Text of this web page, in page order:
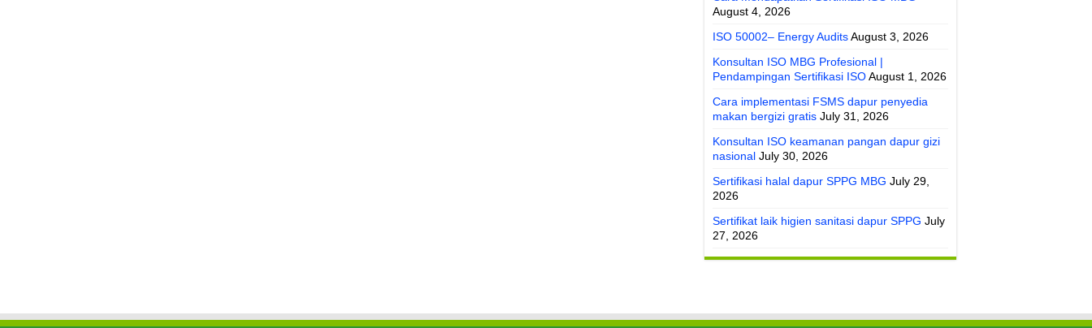
August 4, 2026
ISO 50002– Energy AuditsAugust 3, 2026
Konsultan ISO MBG Profesional |
Pendampingan Sertifikasi ISOAugust 1, 2026
Cara implementasi FSMS dapur penyedia
makan bergizi gratis July 31, 2026
Konsultan ISO keamanan pangan dapur gizi
nasional July 30, 2026
Sertifikasi halal dapur SPPG MBG July 29,
2026
Sertifikat laik higien sanitasi dapur SPPG July
27, 2026